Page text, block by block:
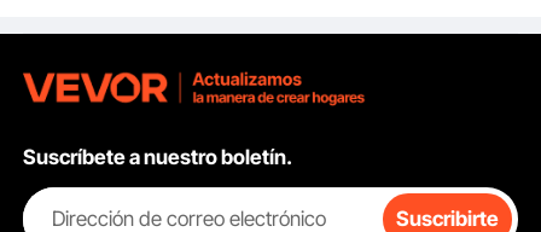
desollar y limpiar la
Suscríbete a nuestro boletín.
Dirección de correo electrónico Suscribirte